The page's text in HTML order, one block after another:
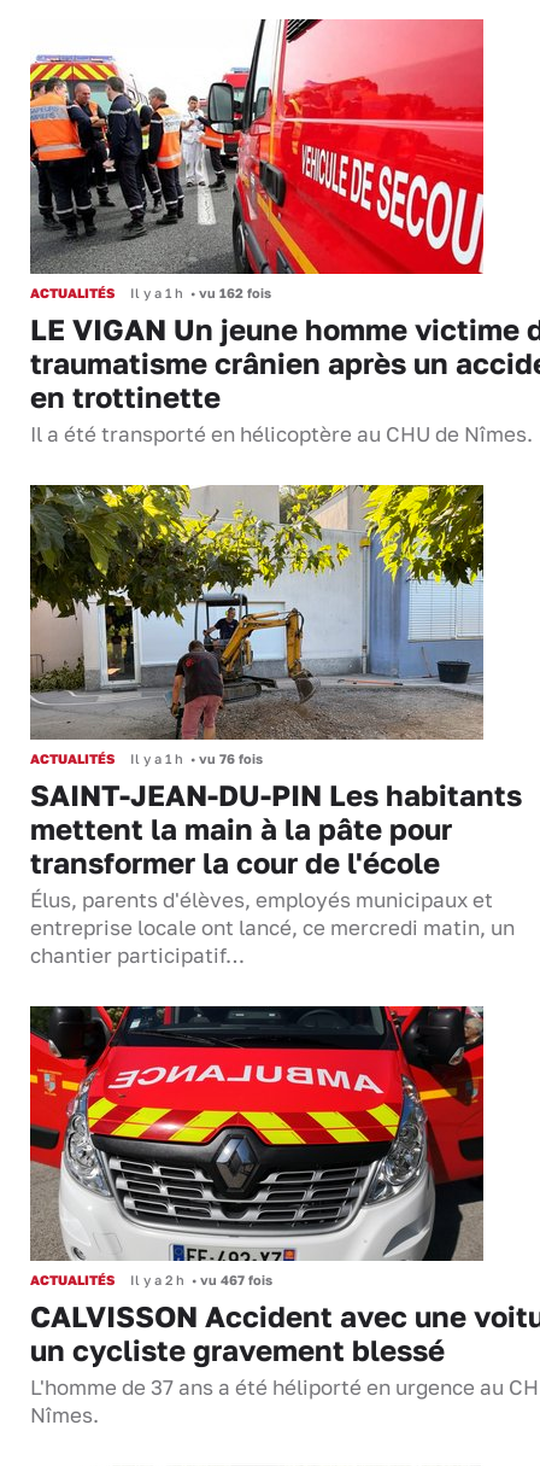
ACTUALITÉS Il y a 1 h • vu 162 fois
LE VIGAN Un jeune homme victime
traumatisme crânien après un
en trottinette
Il a été transporté en hélicoptère au CHU de Nîmes.
ACTUALITÉS Il y a 1 h • vu 76 fois
SAINT-JEAN-DU-PIN Les habitants
mettent la main à la pâte pour
transformer la cour de l'école
Élus, parents d'élèves, employés municipaux et
entreprise locale ont lancé, ce mercredi matin, un
chantier participatif…
ACTUALITÉS Il y a 2 h • vu 467 fois
CALVISSON Accident avec une
un cycliste gravement blessé
L'homme de 37 ans a été héliporté en urgence au
Nîmes.